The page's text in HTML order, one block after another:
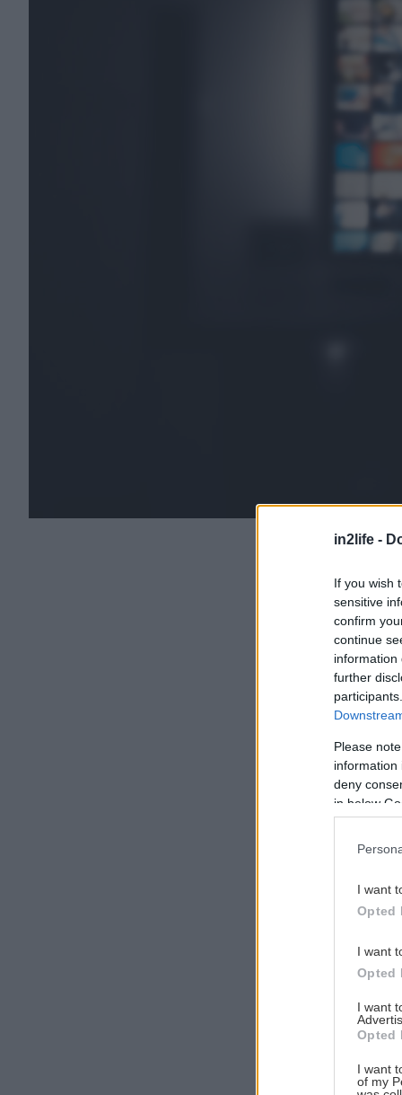
in2life -
If you wish
sensitive
confirm
continue
information
further
Please
information
deny
in below
I want
Opted
I want
Opted
I want
Opted
I want
of my